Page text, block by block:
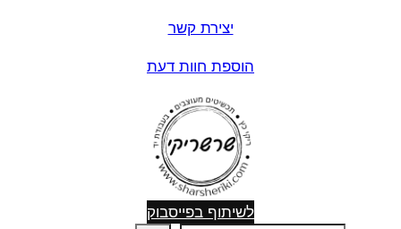
יצירת קשר
הוספת חוות דעת
לשיתוף בפייסבוק